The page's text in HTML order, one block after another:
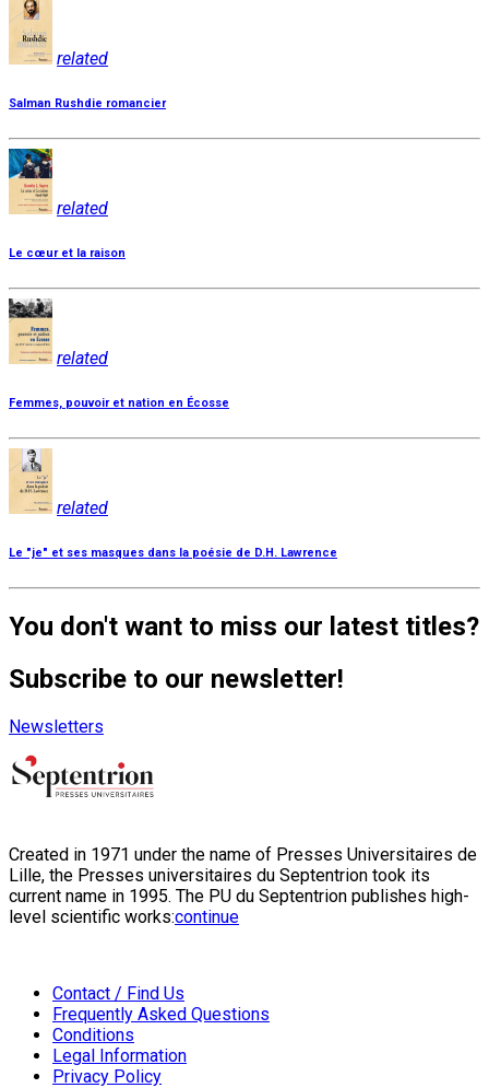
related
Salman Rushdie romancier
related
Le cœur et la raison
related
Femmes, pouvoir et nation en Écosse
related
Le "je" et ses masques dans la poésie de D.H. Lawrence
You don't want to miss our latest titles?
Subscribe to our newsletter!
Newsletters
Created in 1971 under the name of Presses Universitaires de
Lille, the Presses universitaires du Septentrion took its
current name in 1995. The PU du Septentrion publishes high-
level scientific works:continue
Contact / Find Us
Frequently Asked Questions
Conditions
Legal Information
Privacy Policy